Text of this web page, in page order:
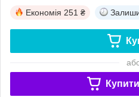
Економія 251 ₴